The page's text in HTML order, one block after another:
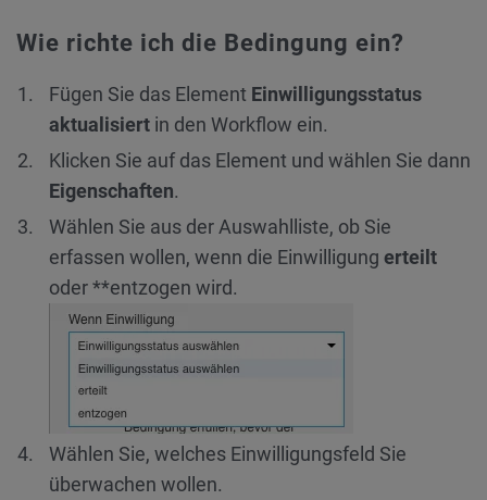
Wie richte ich die Bedingung ein?
Fügen Sie das Element Einwilligungsstatus
aktualisiert in den Workflow ein.
Klicken Sie auf das Element und wählen Sie dann
Eigenschaften.
Wählen Sie aus der Auswahlliste, ob Sie
erfassen wollen, wenn die Einwilligung erteilt
oder **entzogen wird.
Wählen Sie, welches Einwilligungsfeld Sie
überwachen wollen.